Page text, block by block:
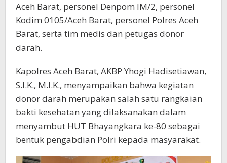
Aceh Barat, personel Denpom IM/2, personel
Kodim 0105/Aceh Barat, personel Polres Aceh
Barat, serta tim medis dan petugas donor
darah.
Kapolres Aceh Barat, AKBP Yhogi Hadisetiawan,
S.I.K., M.I.K., menyampaikan bahwa kegiatan
donor darah merupakan salah satu rangkaian
bakti kesehatan yang dilaksanakan dalam
menyambut HUT Bhayangkara ke-80 sebagai
bentuk pengabdian Polri kepada masyarakat.